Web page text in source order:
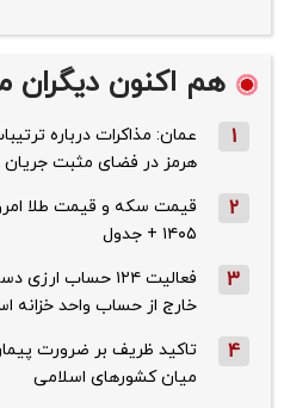
هم اکنون دیگران
1
عمان: مذاکرات درباره
هرمز در فضای مثبت جریان
2
۱۴۰۵ + جدول
3
فعالیت ۱۲۴ حساب
خارج از حساب واحد خزانه
4
تاکید ظریف بر ضرورت
میان کشورهای اسلامی